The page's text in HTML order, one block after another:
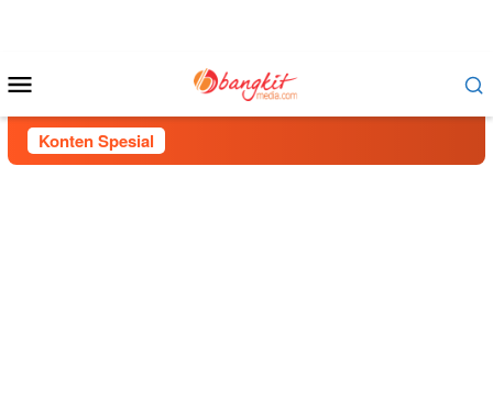
Mobile
Konten Spesial